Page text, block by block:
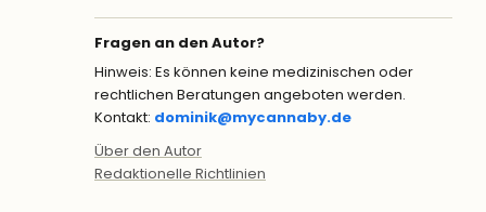
Fragen an den Autor?
Hinweis: Es können keine medizinischen oder
rechtlichen Beratungen angeboten werden.
Kontakt: dominik@mycannaby.de
Über den Autor
Redaktionelle Richtlinien